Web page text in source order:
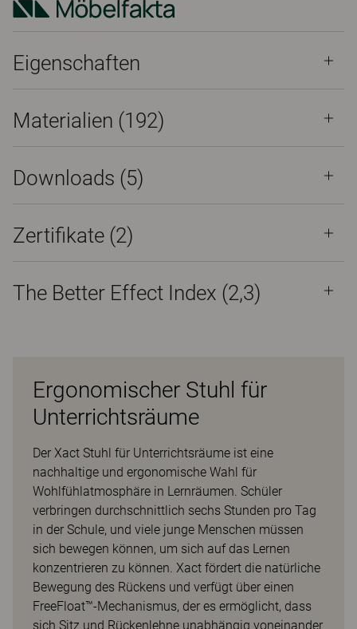
Eigenschaften
Materialien (192)
Downloads (5)
Zertifikate (2)
The Better Effect Index (2,3)
Ergonomischer Stuhl für
Unterrichtsräume
Der Xact Stuhl für Unterrichtsräume ist eine
nachhaltige und ergonomische Wahl für
Wohlfühlatmosphäre in Lernräumen. Schüler
verbringen durchschnittlich sechs Stunden pro Tag
in der Schule, und viele junge Menschen müssen
sich bewegen können, um sich auf das Lernen
konzentrieren zu können. Xact fördert die natürliche
Bewegung des Rückens und verfügt über einen
FreeFloat™-Mechanismus, der es ermöglicht, dass
sich Sitz und Rückenlehne unabhängig voneinander